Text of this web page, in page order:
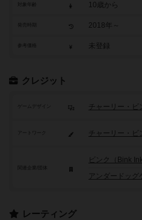
10歳から
2018年～
参考価格 未登録
クレジット
ゲームデザイン チャーリー・ビ
アートワーク チャーリー・ビ
ビンク（Bink
アンダードッ
レーティング